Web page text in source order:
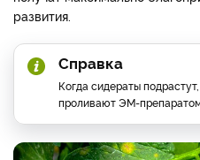
развития.
Справка
Когда сидераты
проливают ЭМ-